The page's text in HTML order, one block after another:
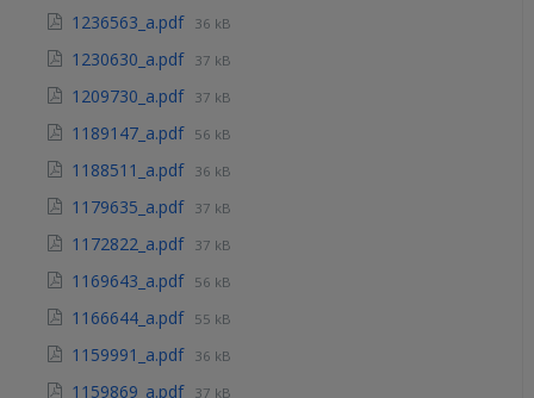
1236563_a.pdf 36 kB
1230630_a.pdf 37 kB
1209730_a.pdf 37 kB
1189147_a.pdf 56 kB
1188511_a.pdf 36 kB
1179635_a.pdf 37 kB
1172822_a.pdf 37 kB
1169643_a.pdf 56 kB
1166644_a.pdf 55 kB
1159991_a.pdf 36 kB
1159869_a.pdf 37 kB